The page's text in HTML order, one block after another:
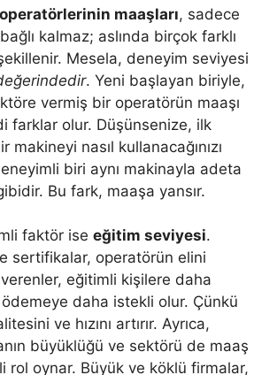
maaşları, sadece
kalmaz; aslında birçok farklı
Mesela, deneyim seviyesi
. Yeni başlayan biriyle,
vermiş bir operatörün maaşı
farklar olur. Düşünsenize, ilk
makineyi nasıl kullanacağınızı
biri aynı makinayla adeta
Bu fark, maaşa yansır.
faktör ise eğitim seviyesi.
sertifikalar, operatörün elini
eğitimli kişilere daha
daha istekli olur. Çünkü
ve hızını artırır. Ayrıca,
büyüklüğü ve sektörü de maaş
rol oynar. Büyük ve köklü firmalar,